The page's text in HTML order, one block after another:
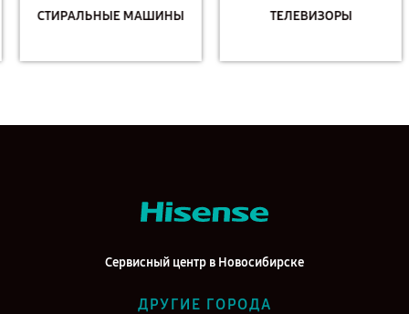
СТИРАЛЬНЫЕ МАШИНЫ ТЕЛЕВИЗОРЫ
Сервисный центр в Новосибирске
ДРУГИЕ ГОРОДА